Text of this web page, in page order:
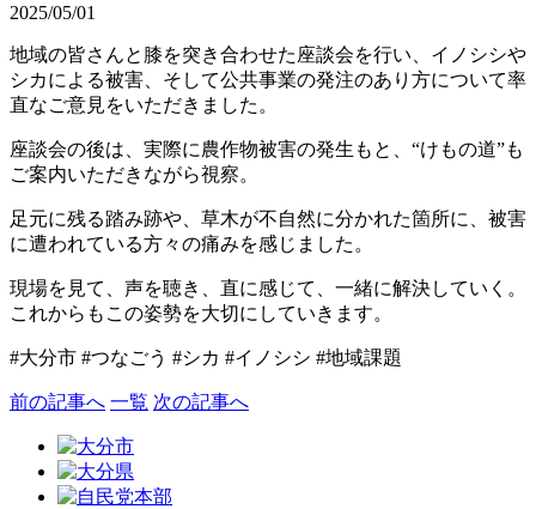
2025/05/01
地域の皆さんと膝を突き合わせた座談会を行い、イノシシや
シカによる被害、そして公共事業の発注のあり方について率
直なご意見をいただきました。
座談会の後は、実際に農作物被害の発生もと、“けもの道”も
ご案内いただきながら視察。
足元に残る踏み跡や、草木が不自然に分かれた箇所に、被害
に遭われている方々の痛みを感じました。
現場を見て、声を聴き、直に感じて、一緒に解決していく。
これからもこの姿勢を大切にしていきます。
#大分市 #つなごう #シカ #イノシシ #地域課題
前の記事へ 一覧 次の記事へ